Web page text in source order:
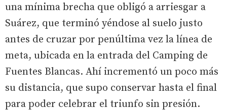
una mínima brecha que obligó a arriesgar a
Suárez, que terminó yéndose al suelo justo
antes de cruzar por penúltima vez la línea de
meta, ubicada en la entrada del Camping de
Fuentes Blancas. Ahí incrementó un poco más
su distancia, que supo conservar hasta el final
para poder celebrar el triunfo sin presión.